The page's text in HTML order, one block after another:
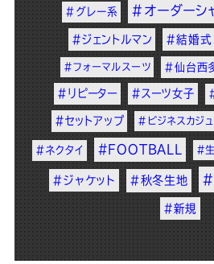
#グレー系 #オーダーシ
#ジェントルマン #結婚式
#フォーマルスーツ #仙台西
#リピーター #スーツ女子
#セットアップ #ビジネスカジ
#ネクタイ #FOOTBALL #
#ジャケット #秋冬生地 #
#新規